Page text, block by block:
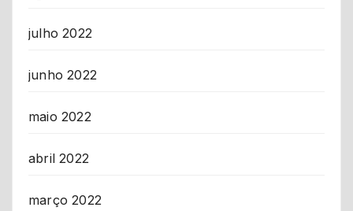
julho 2022
junho 2022
maio 2022
abril 2022
março 2022